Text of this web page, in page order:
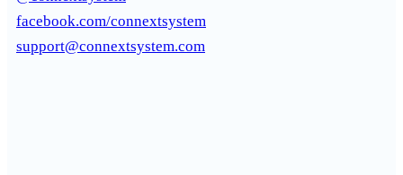
facebook.com/connextsystem
support@connextsystem.com